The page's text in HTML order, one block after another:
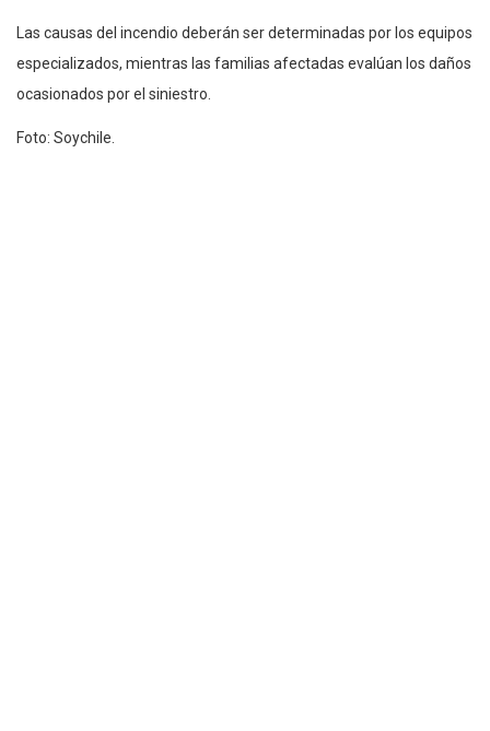
Las causas del incendio deberán ser determinadas por los equipos
especializados, mientras las familias afectadas evalúan los daños
ocasionados por el siniestro.
Foto: Soychile.